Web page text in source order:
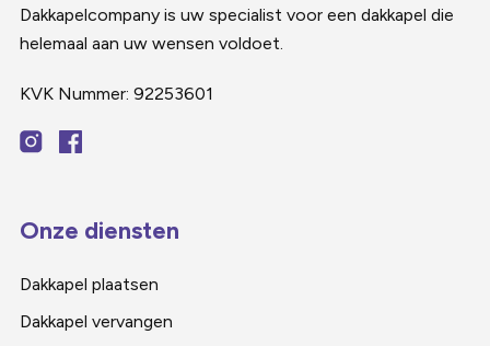
Dakkapelcompany is uw specialist voor een dakkapel die
helemaal aan uw wensen voldoet.
KVK Nummer: 92253601
Onze diensten
Dakkapel plaatsen
Dakkapel vervangen